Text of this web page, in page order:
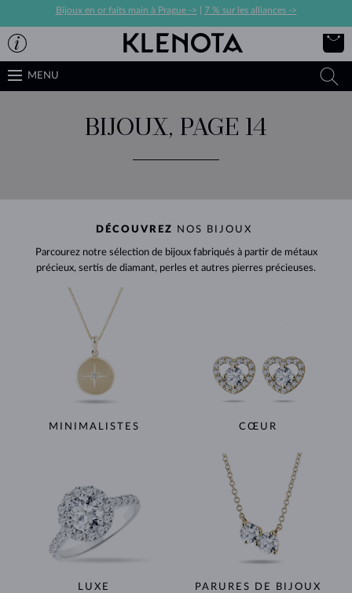
Bijoux en or faits main à Prague -> 7 % sur les alliances ->
MENU
BIJOUX, PAGE 14
DÉCOUVREZ NOS BIJOUX
Parcourez notre sélection de bijoux fabriqués à partir de métaux
précieux, sertis de diamant, perles et autres pierres précieuses.
MINIMALISTES CŒUR
LUXE PARURES DE BIJOUX